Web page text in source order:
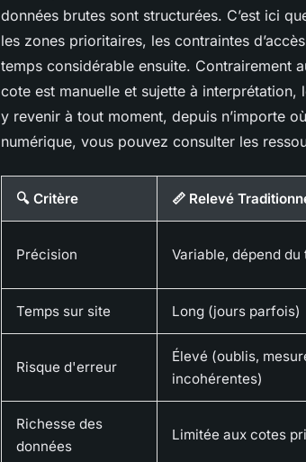
données brutes sont structurées. C’est ici
les zones prioritaires, les contraintes
temps considérable ensuite. Contrairement
cote est manuelle et sujette à interprétation,
y revenir à tout moment, depuis n’importe
numérique, vous pouvez consulter les
🔍 Critère 📏 Relevé
Précision Variable, dépend
Temps sur site Long (jours parfois)
Risque d'erreur
Élevé (oublis,
incohérentes)
Richesse des
données
Limitée aux cotes